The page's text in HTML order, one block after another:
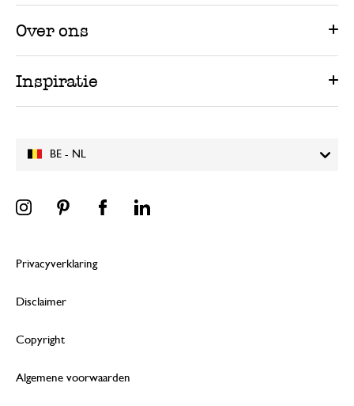
BE - NL
Over ons
Inspiratie
Privacyverklaring
Disclaimer
Copyright
Algemene voorwaarden